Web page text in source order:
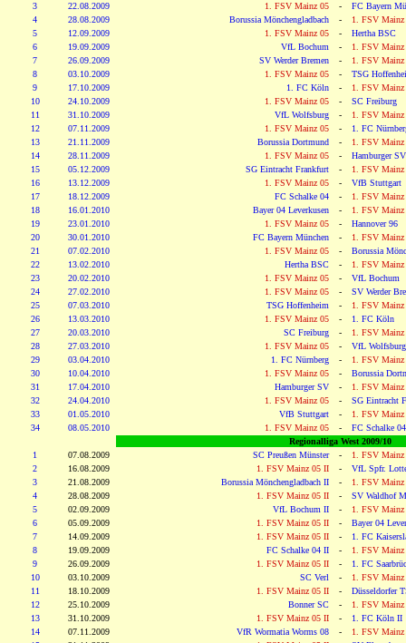
3
22.08.2009 1. FSV Mainz 05 -
FC Bayern
4
28.08.2009 Borussia Mönchengladbach -
1. FSV Mainz
5
12.09.2009 1. FSV Mainz 05 -
Hertha BSC
6
19.09.2009 VfL Bochum -
1. FSV Mainz
7
26.09.2009 SV Werder Bremen -
1. FSV Mainz
8
03.10.2009 1. FSV Mainz 05 -
TSG
9
17.10.2009 1. FC Köln -
1. FSV Mainz
10
24.10.2009 1. FSV Mainz 05 -
SC Freiburg
11
31.10.2009 VfL Wolfsburg -
1. FSV Mainz
12
07.11.2009 1. FSV Mainz 05 -
1. FC
13
21.11.2009 Borussia Dortmund -
1. FSV Mainz
14
28.11.2009 1. FSV Mainz 05 -
Hamburger SV
15
05.12.2009 SG Eintracht Frankfurt -
1. FSV Mainz
16
13.12.2009 1. FSV Mainz 05 -
VfB Stuttgart
17
18.12.2009 FC Schalke 04 -
1. FSV Mainz
18
16.01.2010 Bayer 04 Leverkusen -
1. FSV Mainz
19
23.01.2010 1. FSV Mainz 05 -
Hannover 96
20
30.01.2010 FC Bayern München -
1. FSV Mainz
21
07.02.2010 1. FSV Mainz 05 -
Borussia
22
13.02.2010 Hertha BSC -
1. FSV Mainz
23
20.02.2010 1. FSV Mainz 05 -
VfL Bochum
24
27.02.2010 1. FSV Mainz 05 -
SV Werder
25
07.03.2010 TSG Hoffenheim -
1. FSV Mainz
26
13.03.2010 1. FSV Mainz 05 -
1. FC Köln
27
20.03.2010 SC Freiburg -
1. FSV Mainz
28
27.03.2010 1. FSV Mainz 05 -
VfL Wolfsburg
29
03.04.2010 1. FC Nürnberg -
1. FSV Mainz
30
10.04.2010 1. FSV Mainz 05 -
Borussia
31
17.04.2010 Hamburger SV -
1. FSV Mainz
32
24.04.2010 1. FSV Mainz 05 -
SG Eintracht
33
01.05.2010 VfB Stuttgart -
1. FSV Mainz
34
08.05.2010 1. FSV Mainz 05 -
FC Schalke 04
Regionalliga West 2009/10
1
07.08.2009 SC Preußen Münster -
1. FSV
2
16.08.2009 1. FSV Mainz 05 II -
VfL Spfr.
3
21.08.2009 Borussia Mönchengladbach II -
1. FSV
4
28.08.2009 1. FSV Mainz 05 II -
SV Waldhof
5
02.09.2009 VfL Bochum II -
1. FSV
6
05.09.2009 1. FSV Mainz 05 II -
Bayer 04
7
14.09.2009 1. FSV Mainz 05 II -
1. FC
8
19.09.2009 FC Schalke 04 II -
1. FSV
9
26.09.2009 1. FSV Mainz 05 II -
1. FC
10
03.10.2009 SC Verl -
1. FSV
11
18.10.2009 1. FSV Mainz 05 II -
Düsseldorfer
12
25.10.2009 Bonner SC -
1. FSV
13
31.10.2009 1. FSV Mainz 05 II -
1. FC Köln II
14
07.11.2009 VfR Wormatia Worms 08 -
1. FSV